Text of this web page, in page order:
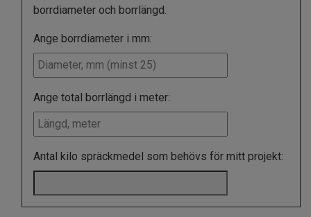
borrdiameter och borrlängd.
Ange borrdiameter i mm:
Ange total borrlängd i meter:
Antal kilo spräckmedel som behövs för mitt projekt: